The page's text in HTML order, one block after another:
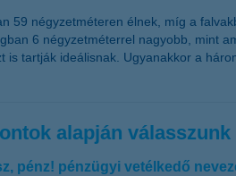
59 négyzetméteren élnek, míg a
6 négyzetméterrel nagyobb, mint
is tartják ideálisnak. Ugyanakkor a
alapján
pénz! pénzügyi vetélkedő